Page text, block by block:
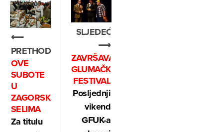
⟵
PRETHODNO
OVE
SUBOTE
U
ZAGORSKIM
SELIMA
Za titulu
SLJEDEĆE
⟶
ZAVRŠAVA
GLUMAČKI
FESTIVAL
Posljednji
vikend
GFUK-a